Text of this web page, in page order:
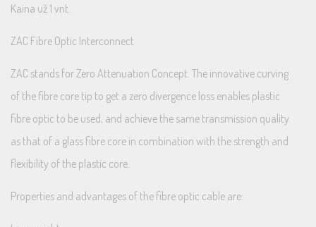
Kaina už 1 vnt.
ZAC Fibre Optic Interconnect
ZAC stands for Zero Attenuation Concept. The innovative curving
of the fibre core tip to get a zero divergence loss enables plastic
fibre optic to be used, and achieve the same transmission quality
as that of a glass fibre core in combination with the strength and
flexibility of the plastic core.
Properties and advantages of the fibre optic cable are: